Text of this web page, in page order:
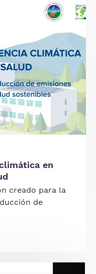
en
creado para la
de